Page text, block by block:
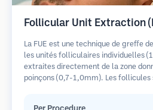
Follicular Unit Extraction
La FUE est une technique de greffe
les unités folliculaires individuelles
extraites directement de la zone
poinçons (0,7-1,0mm). Les